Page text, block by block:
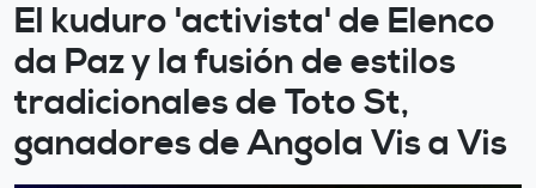
El kuduro 'activista' de Elenco
da Paz y la fusión de estilos
tradicionales de Toto St,
ganadores de Angola Vis a Vis